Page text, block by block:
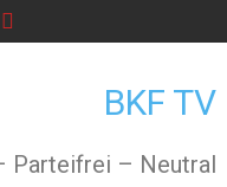
BKF TV
Parteifrei – Neutral